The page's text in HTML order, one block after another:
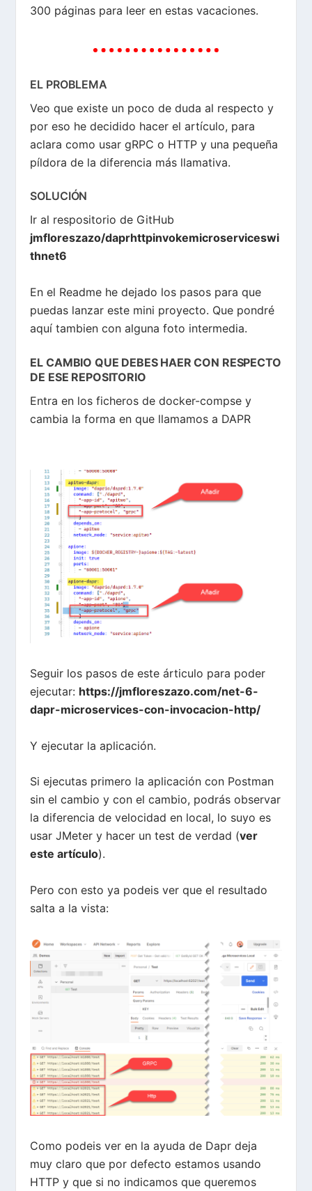
300 páginas para leer en estas vacaciones.
EL PROBLEMA
Veo que existe un poco de duda al respecto y
por eso he decidido hacer el artículo, para
aclara como usar gRPC o HTTP y una pequeña
píldora de la diferencia más llamativa.
SOLUCIÓN
Ir al respositorio de GitHub
jmfloreszazo/daprhttpinvokemicroserviceswi
thnet6
En el Readme he dejado los pasos para que
puedas lanzar este mini proyecto. Que pondré
aquí tambien con alguna foto intermedia.
EL CAMBIO QUE DEBES HAER CON RESPECTO
DE ESE REPOSITORIO
Entra en los ficheros de docker-compse y
cambia la forma en que llamamos a DAPR
Seguir los pasos de este árticulo para poder
ejecutar: https://jmfloreszazo.com/net-6-
dapr-microservices-con-invocacion-http/
Y ejecutar la aplicación.
Si ejecutas primero la aplicación con Postman
sin el cambio y con el cambio, podrás observar
la diferencia de velocidad en local, lo suyo es
usar JMeter y hacer un test de verdad (ver
este artículo).
Pero con esto ya podeis ver que el resultado
salta a la vista:
Como podeis ver en la ayuda de Dapr deja
muy claro que por defecto estamos usando
HTTP y que si no indicamos que queremos